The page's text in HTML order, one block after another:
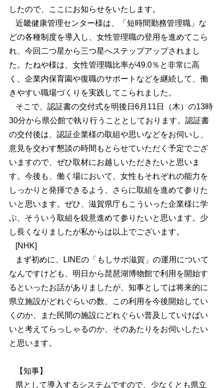
したので、ここにお知らせをいたします。
近畿健康管理センター様は、「短時間勤務管理職」な
どの各種制度を導入し、女性管理職の登用を進めてこら
れ、今回二つ星から三つ星へステップアップされまし
た。たねや様は、女性管理職比率が49.0％と非常に高
く、企業内保育園や復職のサポートなどを継続して、働
きやすい職場づくりを実践してこられました。
そこで、認証書の交付式を明後日6月11日（木）の13時
30分から県公館で執り行うこととしております。認証書
の交付後は、認証企業様の取組や思いなどをお伺いし、
意見を交わす懇談の時間もとらせていただく予定でござ
いますので、ぜひ取材にお越しいただきたいと思いま
す。今後も、働く場において、女性もそれぞれの能力を
しっかりと発揮できるよう、さらに取組を進めて参りた
いと思います。ぜひ、滋賀県庁もこういった企業様に学
ぶ、そういう取組を鋭意進めて参りたいと思います。少
し長くなりましたが私からは以上でございます。
[NHK]
まず初めに、LINEの「もしサポ滋賀」の運用について
なんですけども、明日から琵琶湖博物館で利用を開始す
るといったお話がありましたが、知事としては将来的に
県立施設がどれぐらいの数、この利用を今後開始してい
くのか、また民間の施設にどれぐらい普及していけばい
いと考えてらっしゃるのか、そのあたりをお伺いしたい
と思います。
【知事】
県として導入するシステムですので、少なくとも県立